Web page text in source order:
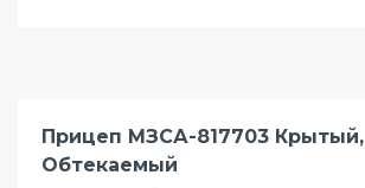
Прицеп МЗСА-817703 Крытый,
Обтекаемый